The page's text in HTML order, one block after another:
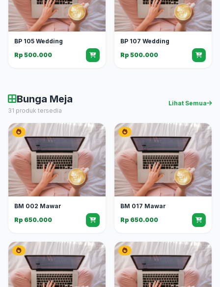
BP 105 Wedding
Rp 500.000
BP 107 Wedding
Rp 500.000
Bunga Meja
31 produk tersedia
Lihat Semua
BM 002 Mawar
Rp 650.000
BM 017 Mawar
Rp 650.000